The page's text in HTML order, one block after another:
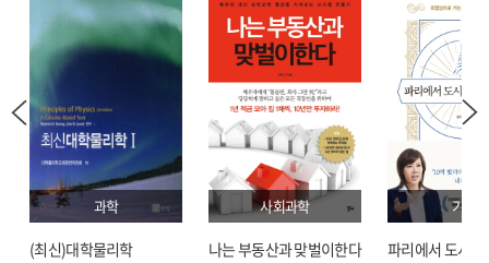
과학
(최신)대학물리학
사회과학
나는 부동산과 맞벌이한다
기술
파리에서 도시락